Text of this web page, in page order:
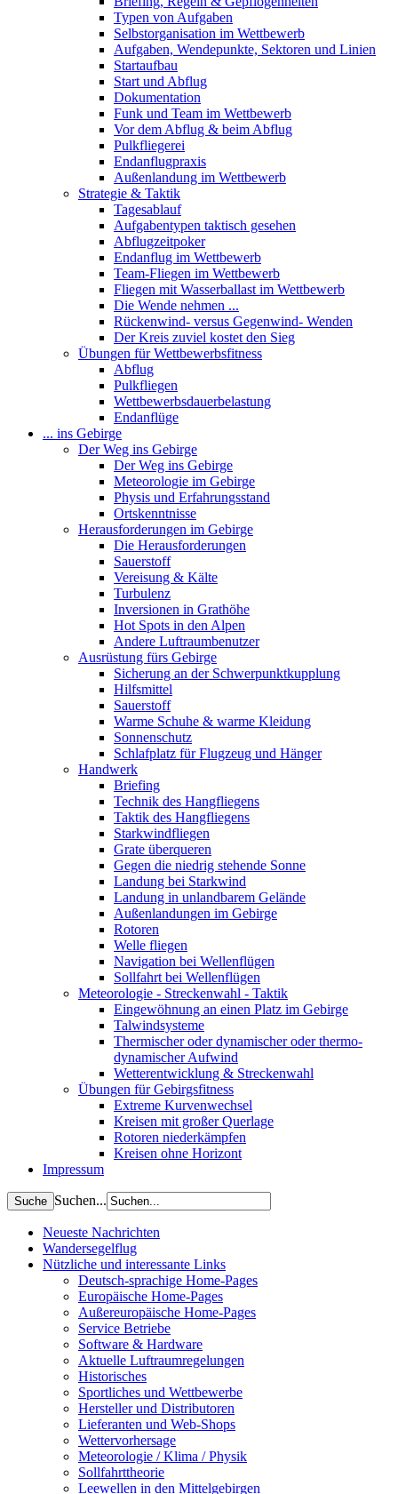
Typen von Aufgaben
Selbstorganisation im Wettbewerb
Aufgaben, Wendepunkte, Sektoren und Linien
Startaufbau
Start und Abflug
Dokumentation
Funk und Team im Wettbewerb
Vor dem Abflug & beim Abflug
Pulkfliegerei
Endanflugpraxis
Außenlandung im Wettbewerb
Strategie & Taktik
Tagesablauf
Aufgabentypen taktisch gesehen
Abflugzeitpoker
Endanflug im Wettbewerb
Team-Fliegen im Wettbewerb
Fliegen mit Wasserballast im Wettbewerb
Die Wende nehmen ...
Rückenwind- versus Gegenwind- Wenden
Der Kreis zuviel kostet den Sieg
Übungen für Wettbewerbsfitness
Abflug
Pulkfliegen
Wettbewerbsdauerbelastung
Endanflüge
... ins Gebirge
Der Weg ins Gebirge
Der Weg ins Gebirge
Meteorologie im Gebirge
Physis und Erfahrungsstand
Ortskenntnisse
Herausforderungen im Gebirge
Die Herausforderungen
Sauerstoff
Vereisung & Kälte
Turbulenz
Inversionen in Grathöhe
Hot Spots in den Alpen
Andere Luftraumbenutzer
Ausrüstung fürs Gebirge
Sicherung an der Schwerpunktkupplung
Hilfsmittel
Sauerstoff
Warme Schuhe & warme Kleidung
Sonnenschutz
Schlafplatz für Flugzeug und Hänger
Handwerk
Briefing
Technik des Hangfliegens
Taktik des Hangfliegens
Starkwindfliegen
Grate überqueren
Gegen die niedrig stehende Sonne
Landung bei Starkwind
Landung in unlandbarem Gelände
Außenlandungen im Gebirge
Rotoren
Welle fliegen
Navigation bei Wellenflügen
Sollfahrt bei Wellenflügen
Meteorologie - Streckenwahl - Taktik
Eingewöhnung an einen Platz im Gebirge
Talwindsysteme
Thermischer oder dynamischer oder thermo-
dynamischer Aufwind
Wetterentwicklung & Streckenwahl
Übungen für Gebirgsfitness
Extreme Kurvenwechsel
Kreisen mit großer Querlage
Rotoren niederkämpfen
Kreisen ohne Horizont
Impressum
Suchen...
Neueste Nachrichten
Wandersegelflug
Nützliche und interessante Links
Deutsch-sprachige Home-Pages
Europäische Home-Pages
Außereuropäische Home-Pages
Service Betriebe
Software & Hardware
Aktuelle Luftraumregelungen
Historisches
Sportliches und Wettbewerbe
Hersteller und Distributoren
Lieferanten und Web-Shops
Wettervorhersage
Meteorologie / Klima / Physik
Sollfahrttheorie
Leewellen in den Mittelgebirgen